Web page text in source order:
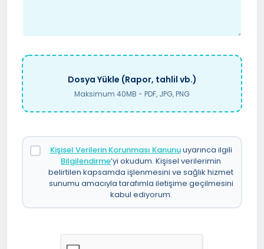
Dosya Yükle (Rapor, tahlil vb.)
Maksimum 40MB - PDF, JPG, PNG
Kişisel Verilerin Korunması Kanunuuyarınca ilgili
Bilgilendirme’yi okudum. Kişisel verilerimin
belirtilen kapsamda işlenmesini ve sağlık hizmet
sunumu amacıyla tarafımla iletişime geçilmesini
kabul ediyorum.